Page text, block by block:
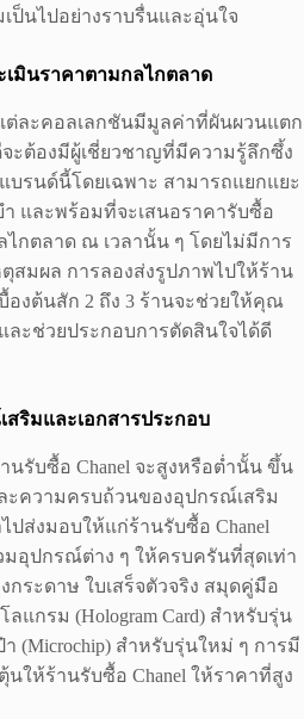
ป็นไปอย่างราบรื่นและอุ่นใจ
เมินราคาตามกลไกตลาด
ต่ละคอลเลกชันมีมูลค่าที่ผันผวนแตก
จะต้องมีผู้เชี่ยวชาญที่มีความรู้ลึกซึ้ง
บรนด์นี้โดยเฉพาะ สามารถแยกแยะ
และพร้อมที่จะเสนอราคารับซื้อ
ไกตลาด ณ เวลานั้น ๆ โดยไม่มีการ
สมผล การลองส่งรูปภาพไปให้ร้าน
บื้องต้นสัก 2 ถึง 3 ร้านจะช่วยให้คุณ
ละช่วยประกอบการตัดสินใจได้ดี
ริมและเอกสารประกอบ
รับซื้อ Chanel จะสูงหรือต่ำนั้น ขึ้น
ะความครบถ้วนของอุปกรณ์เสริม
ส่งมอบให้แก่ร้านรับซื้อ Chanel
อุปกรณ์ต่าง ๆ ให้ครบครันที่สุดเท่า
กระดาษ ใบเสร็จตัวจริง สมุดคู่มือ
กรม (Hologram Card) สำหรับรุ่น
(Microchip) สำหรับรุ่นใหม่ ๆ การมี
ให้ร้านรับซื้อ Chanel ให้ราคาที่สูง